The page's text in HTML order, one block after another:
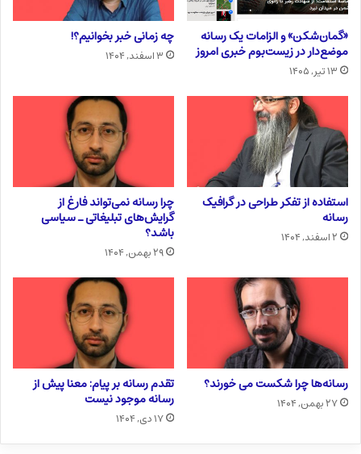
«گمان‌شکن» و الزامات یک رسانه
موضع‌دار در زیست‌بوم خبری امروز
۱۳ تیر, ۱۴۰۵
چه زمانی خبر بخوانیم؟!
۳ اسفند, ۱۴۰۴
استفاده از تفکر طراحی در گرافیک
رسانه
۲ اسفند, ۱۴۰۴
چرا رسانه نمی‌تواند فارغ از
گرایش‌های تبلیغاتی ـ سیاسی
باشد؟
۲۹ بهمن, ۱۴۰۴
رسانه‌ها چرا شکست می خورند؟
۲۷ بهمن, ۱۴۰۴
تقدم رسانه بر پیام: معنا پیش از
رسانه موجود نیست
۱۷ دی, ۱۴۰۴